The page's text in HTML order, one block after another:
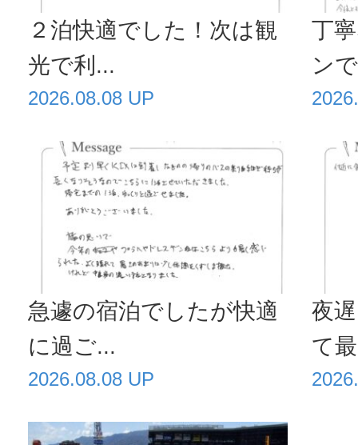
２泊快適でした！次は観
光で利...
2026.08.08 UP
丁
ン
急遽の宿泊でしたが快適
に過ご...
2026.08.08 UP
夜
て